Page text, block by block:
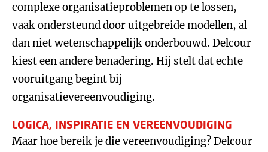
complexe organisatieproblemen op te lossen,
vaak ondersteund door uitgebreide modellen, al
dan niet wetenschappelijk onderbouwd. Delcour
kiest een andere benadering. Hij stelt dat echte
vooruitgang begint bij
organisatievereenvoudiging.
LOGICA, INSPIRATIE EN VEREENVOUDIGING
Maar hoe bereik je die vereenvoudiging? Delcour